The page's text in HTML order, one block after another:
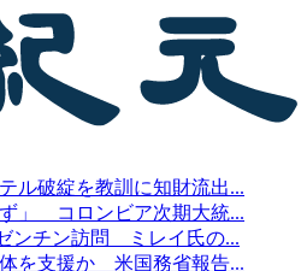
ル破綻を教訓に知財流出...
ず」 コロンビア次期大統...
ンチン訪問 ミレイ氏の...
を支援か 米国務省報告...